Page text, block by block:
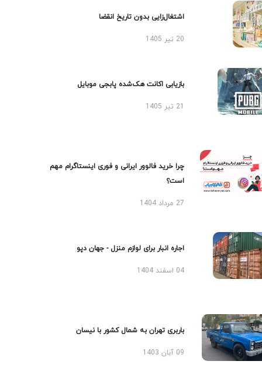
اشتغال‌زایی بدون تاریخ انقضا
20 تیر 1405
بازیابی اکانت هک‌شده پابجی موبایل
چرا خرید فالوور ایرانی و فوری اینستاگرام مهم
است؟
27 مرداد 1404
اجاره انبار برای لوازم منزل - جهان دپو
04 اسفند 1404
باربری تهران به شمال کشور با نیسان
09 آبان 1403